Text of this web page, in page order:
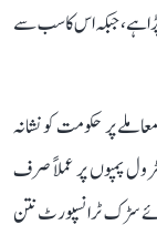
بوجھ پڑا ہے، جبکہ اس کا سب سے
پر حکومت کو نشانہ
ملک کے بیشتر پٹرول پمپوں پر عملاً صرف
سڑک ٹرانسپورٹ نتن